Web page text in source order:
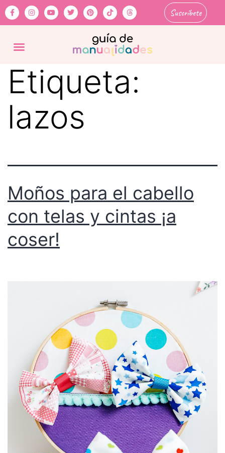
Suscríbete
Etiqueta:
lazos
Moños para el cabello
con telas y cintas ¡a
coser!